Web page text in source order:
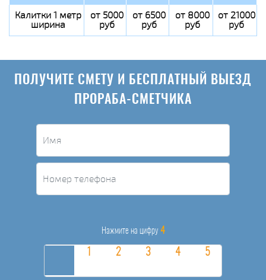
Калитки 1 метр
ширина
от 5000
руб
от 6500
руб
от 8000
руб
от 21000
руб
ПОЛУЧИТЕ СМЕТУ И БЕСПЛАТНЫЙ ВЫЕЗД
ПРОРАБА-СМЕТЧИКА
Нажмите на цифру 4